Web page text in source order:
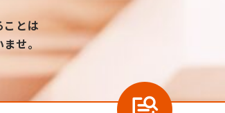
とは
せ。